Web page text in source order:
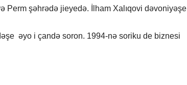
Perm şəhrədə jieyedə. İlham Xalıqovi dəvoniyəşe
əyo i çandə soron. 1994-nə soriku de biznesi